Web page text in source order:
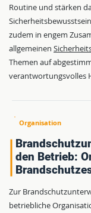
Routine und stärken
zudem in engem
allgemeinen
Themen auf
verantwortungsvolles
Organisation
den Betrieb:
Zur
betriebliche